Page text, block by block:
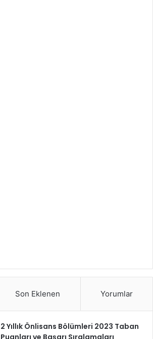
Son Eklenen Yorumlar
2 Yıllık Önlisans Bölümleri 2023 Taban